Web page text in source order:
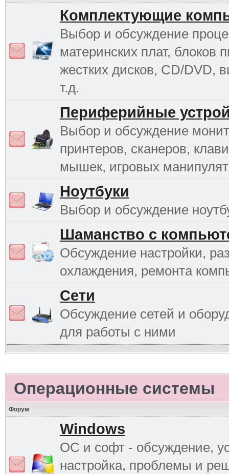
Комплектующие
Выбор и обсуждение
материнских плат, блоков
жестких дисков, CD/DVD,
т.д.
Периферийные
Выбор и обсуждение
принтеров, сканеров,
мышек, игровых
Ноутбуки
Выбор и обсуждение
Шаманство с
Обсуждение настройки,
охлаждения, ремонта
Сети
Обсуждение сетей и
для работы с ними
Операционные системы
Форум
Windows
ОС и софт - обсуждение,
настройка, проблемы и